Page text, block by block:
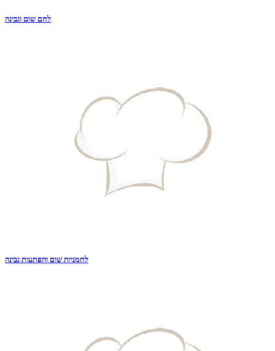
לחם שום וגבינה
לחמניות שום והפתעות גבינה